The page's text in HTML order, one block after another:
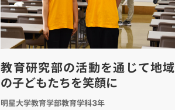
教育研究部の活動を通じて地域
の子どもたちを笑顔に
明星大学教育学部教育学科3年